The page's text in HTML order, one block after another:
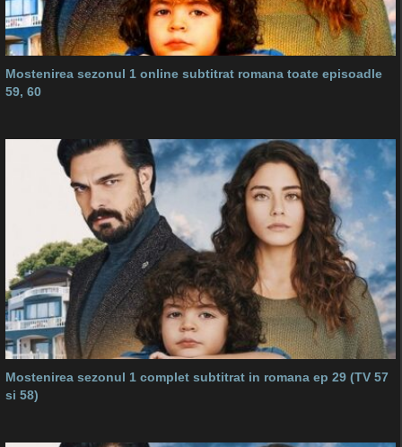
Mostenirea sezonul 1 online subtitrat romana toate episoadle
59, 60
Mostenirea sezonul 1 complet subtitrat in romana ep 29 (TV 57
si 58)